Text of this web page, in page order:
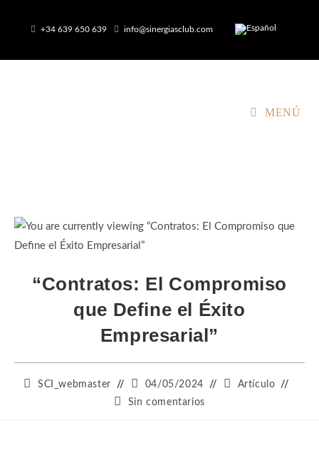
+34 639 650 639 info@sinergiasclub.com
MENÚ
“Contratos: El Compromiso
que Define el Éxito
Empresarial”
SCI_webmaster 04/05/2024
Artículo
Sin comentarios